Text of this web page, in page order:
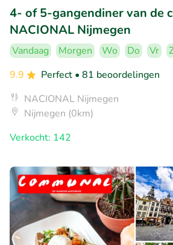
4- of 5-gangendiner van de
NACIONAL Nijmegen
Vandaag Morgen Wo Do Vr
9.9
Perfect • 81 beoordelingen
NACIONAL Nijmegen
Nijmegen (0km)
Verkocht: 142